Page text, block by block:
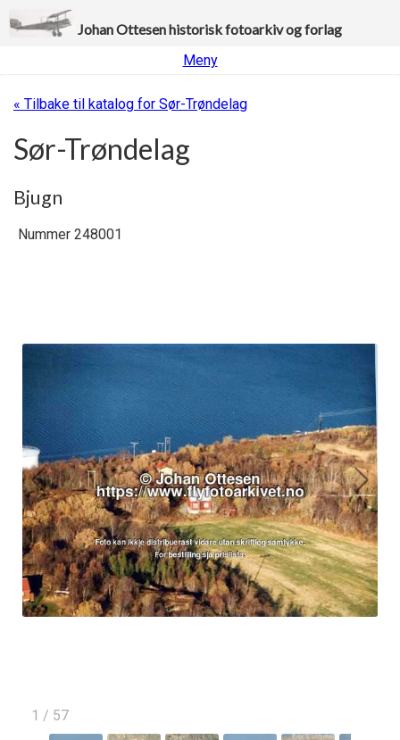
Johan Ottesen historisk fotoarkiv og forlag
Meny
« Tilbake til katalog for Sør-Trøndelag
Sør-Trøndelag
Bjugn
1 / 57
Nummer 248001